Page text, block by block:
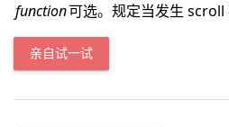
function可选。规定当发生 scroll
亲自试一试